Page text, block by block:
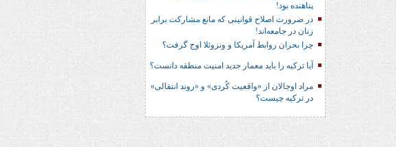
پناهنده بود!
در ضرورت اصلاح قوانینی که مانع مشارکت برابر
زنان در جامعه‌اند!
چرا بحران روابط آمریکا و ونزوئلا اوج گرفت؟
آیا ترکیه را باید معمار جدید امنیت منطقه دانست؟
مراد اوجالان از «واقعیت کُردی» و «روند انتقالی»
در ترکیه چیست؟